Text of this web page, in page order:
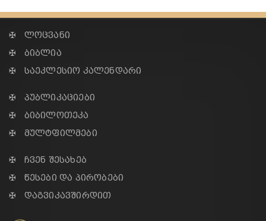
✠ ლოცვანი
✠ ბიბლია
✠ საეკლესიო კალენდარი
✠ პუბლიკაციები
✠ ბიბილოთეკა
✠ მულტფილმები
✠ ჩვენ შესახებ
✠ წესები და პირობები
✠ დაგვიკავშირდით